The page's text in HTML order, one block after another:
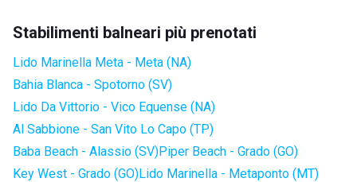
Stabilimenti balneari più prenotati
Lido Marinella Meta - Meta (NA)
Bahia Blanca - Spotorno (SV)
Lido Da Vittorio - Vico Equense (NA)
Al Sabbione - San Vito Lo Capo (TP)
Baba Beach - Alassio (SV)Piper Beach - Grado (GO)
Key West - Grado (GO)Lido Marinella - Metaponto (MT)